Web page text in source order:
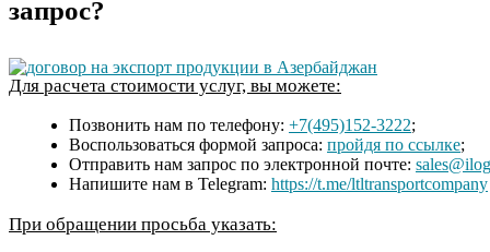
запрос?
Для расчета стоимости услуг, вы можете:
Позвонить нам по телефону: +7(495)152-3222;
Воспользоваться формой запроса: пройдя по ссылке;
Отправить нам запрос по электронной почте:
Напишите нам в Telegram: https://t.me/ltltransportcompany
При обращении просьба указать: